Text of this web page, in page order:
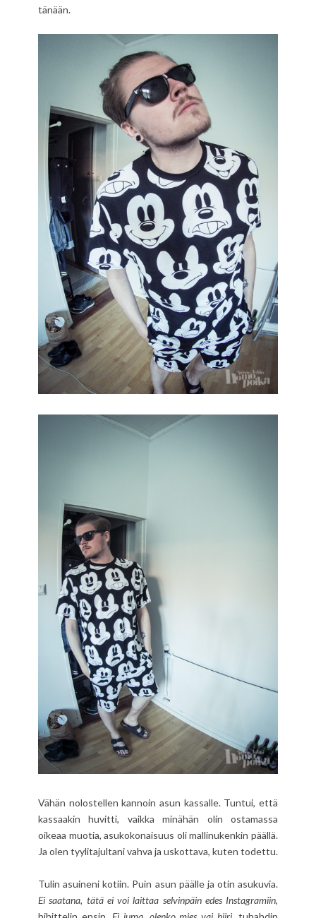
tänään.
Vähän nolostellen kannoin asun kassalle. Tuntui, että
kassaakin huvitti, vaikka minähän olin ostamassa
oikeaa muotia, asukokonaisuus oli mallinukenkin päällä.
Ja olen tyylitajultani vahva ja uskottava, kuten todettu.
Tulin asuineni kotiin. Puin asun päälle ja otin asukuvia.
Ei saatana, tätä ei voi laittaa selvinpäin edes Instagramiin,